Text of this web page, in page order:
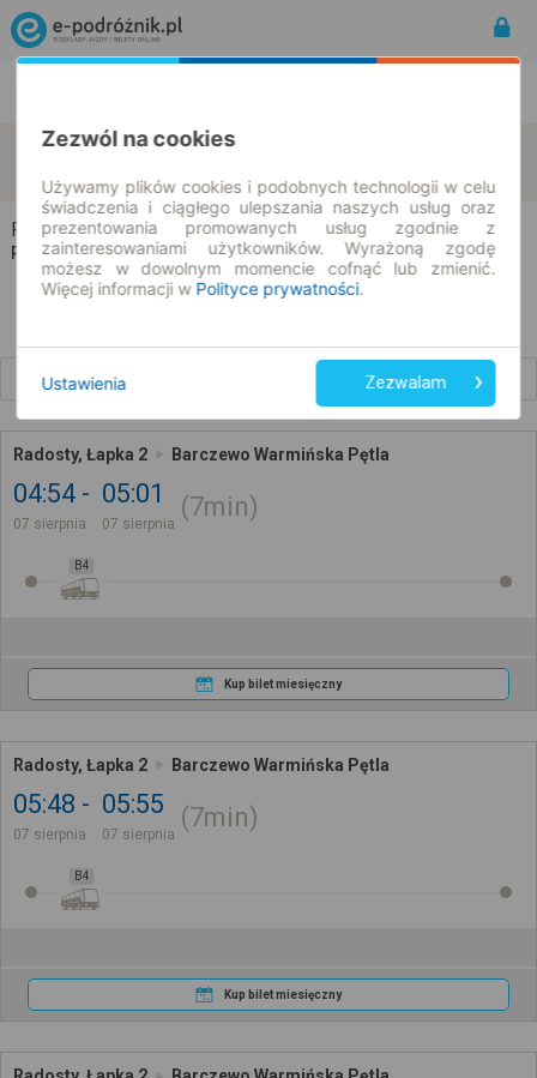
Radosty Barczewo
07.08.2026 | -- : --
Radosty → Barczewo
Rozkład jazdy i bilety
Radosty, Łapka 2 Barczewo Warmińska Pętla
04:54
07 sierpnia
05:01
07 sierpnia
7min
B4
Kup bilet miesięczny
Radosty, Łapka 2 Barczewo Warmińska Pętla
05:48
07 sierpnia
05:55
07 sierpnia
7min
B4
Kup bilet miesięczny
Zezwól na cookies
Używamy plików cookies i podobnych technologii w celu
świadczenia i ciągłego ulepszania naszych usług oraz
prezentowania promowanych usług zgodnie z
zainteresowaniami użytkowników. Wyrażoną zgodę
możesz w dowolnym momencie cofnąć lub zmienić.
Więcej informacji w Polityce prywatności.
Ustawienia Zezwalam